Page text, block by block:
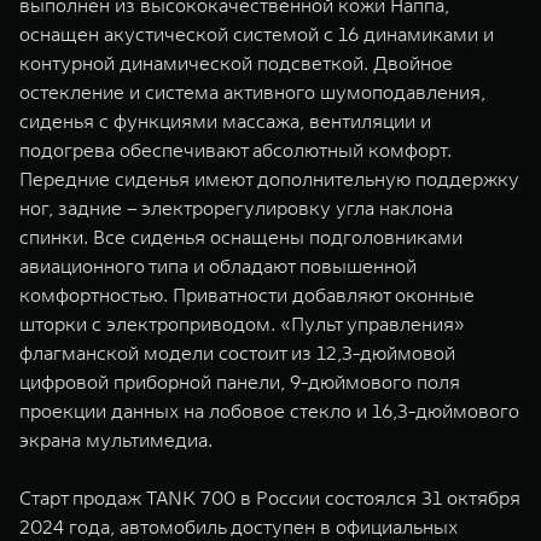
выполнен из высококачественной кожи Наппа,
оснащен акустической системой с 16 динамиками и
контурной динамической подсветкой. Двойное
остекление и система активного шумоподавления,
сиденья с функциями массажа, вентиляции и
подогрева обеспечивают абсолютный комфорт.
Передние сиденья имеют дополнительную поддержку
ног, задние – электрорегулировку угла наклона
спинки. Все сиденья оснащены подголовниками
авиационного типа и обладают повышенной
комфортностью. Приватности добавляют оконные
шторки с электроприводом. «Пульт управления»
флагманской модели состоит из 12,3-дюймовой
цифровой приборной панели, 9-дюймового поля
проекции данных на лобовое стекло и 16,3-дюймового
экрана мультимедиа.
Старт продаж TANK 700 в России состоялся 31 октября
2024 года, автомобиль доступен в официальных